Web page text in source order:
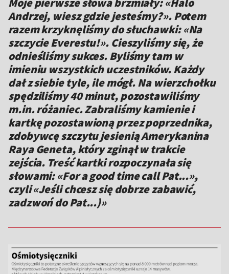
Andrzej, wiesz gdzie jesteśmy?». Potem
razem krzyknęliśmy do słuchawki: «Na
szczycie Everestu!». Cieszyliśmy się, że
odnieśliśmy sukces. Byliśmy tam w
imieniu wszystkich uczestników. Każdy
dał z siebie tyle, ile mógł. Na wierzchołku
spędziliśmy 40 minut, pozostawiliśmy
m.in. różaniec. Zabraliśmy kamienie i
kartkę pozostawioną przez poprzednika,
zdobywcę szczytu jesienią Amerykanina
Raya Geneta, który zginął w trakcie
zejścia. Treść kartki rozpoczynała się
słowami: «For a good time call Pat...»,
czyli «Jeśli chcesz się dobrze zabawić,
zadzwoń do Pat...)»